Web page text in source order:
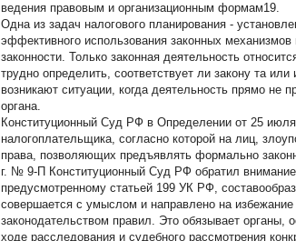
ведения правовым и организационным формам19.
Одна из задач налогового планирования -
эффективного использования законных
законности. Только законная деятельность
трудно определить, соответствует ли закону та
возникают ситуации, когда деятельность прямо не
органа.
Конституционный Суд РФ в Определении от 25
налогоплательщика, согласно которой на лиц,
права, позволяющих предъявлять формально
г. № 9-П Конституционный Суд РФ обратил
предусмотренному статьей 199 УК РФ,
совершается с умыслом и направлено на
законодательством правил. Это обязывает
ходе расследования и судебного рассмотрения